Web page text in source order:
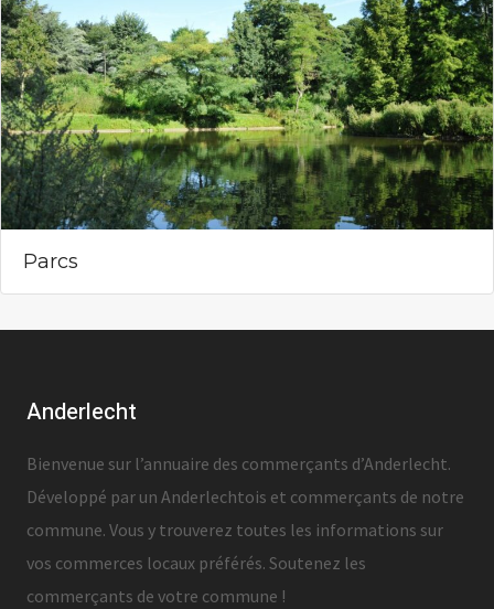
Parcs
Anderlecht
Bienvenue sur l’annuaire des commerçants d’Anderlecht.
Développé par un Anderlechtois et commerçants de notre
commune. Vous y trouverez toutes les informations sur
vos commerces locaux préférés. Soutenez les
commerçants de votre commune !